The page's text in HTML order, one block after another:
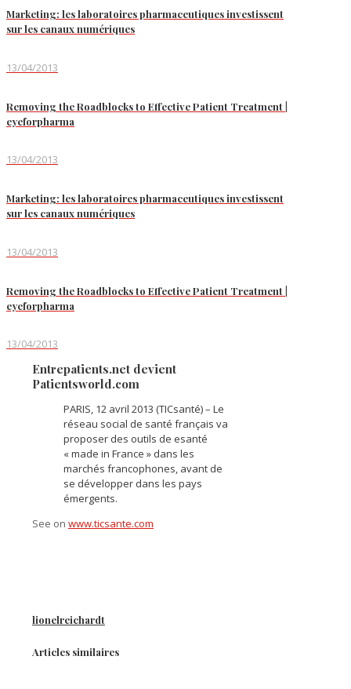
Marketing: les laboratoires pharmaceutiques investissent
sur les canaux numériques
13/04/2013
Removing the Roadblocks to Effective Patient Treatment |
eyeforpharma
13/04/2013
Marketing: les laboratoires pharmaceutiques investissent
sur les canaux numériques
13/04/2013
Removing the Roadblocks to Effective Patient Treatment |
eyeforpharma
13/04/2013
Entrepatients.net devient
Patientsworld.com
PARIS, 12 avril 2013 (TICsanté) – Le
réseau social de santé français va
proposer des outils de esanté
« made in France » dans les
marchés francophones, avant de
se développer dans les pays
émergents.
See on www.ticsante.com
lionelreichardt
Articles similaires